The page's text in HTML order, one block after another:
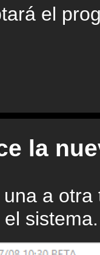
el
la
a
sistema.